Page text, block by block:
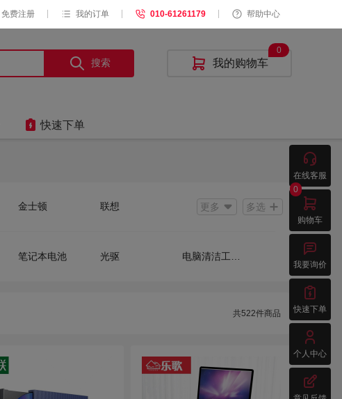
免费注册 我的订单 010-61261179 帮助中心
搜索  我的购物车
0
 快速下单
金士顿
联想
更多 多选
笔记本电池 光驱
共522件商品

在线客服

购物车
0

我要询价

快速下单

个人中心
